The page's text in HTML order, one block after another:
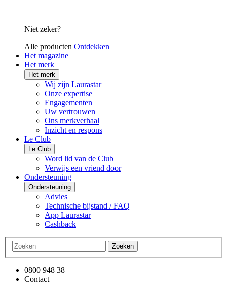
Niet zeker?
Alle producten Ontdekken
Het magazine
Het merk
Het merk
Wij zijn Laurastar
Onze expertise
Engagementen
Uw vertrouwen
Ons merkverhaal
Inzicht en respons
Le Club
Le Club
Word lid van de Club
Verwijs een vriend door
Ondersteuning
Ondersteuning
Advies
Technische bijstand / FAQ
App Laurastar
Cashback
Zoeken
0800 948 38
Contact